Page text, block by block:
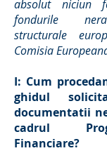
absolut niciun
fondurile
structurale
Comisia
I: Cum
ghidul
documentatii
cadrul
Financiare?